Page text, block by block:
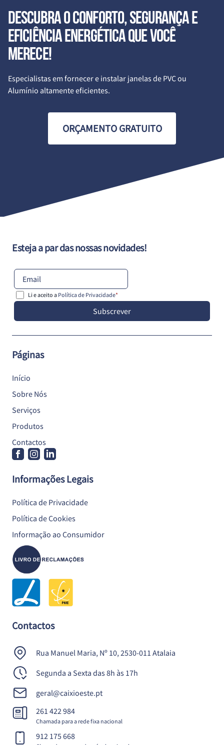
Descubra o conforto, segurança e
eficiência energética que você
merece!
Especialistas em fornecer e instalar janelas de PVC ou
Alumínio altamente eficientes.
ORÇAMENTO GRATUITO
Esteja a par das nossas novidades!
Li e aceito a Política de Privacidade*
Subscrever
Páginas
Início
Sobre Nós
Serviços
Produtos
Contactos
Informações Legais
Política de Privacidade
Política de Cookies
Informação ao Consumidor
Contactos
Rua Manuel Maria, Nº 10, 2530-011 Atalaia
Segunda a Sexta das 8h às 17h
geral@caixioeste.pt
261 422 984
Chamada para a rede fixa nacional
912 175 668